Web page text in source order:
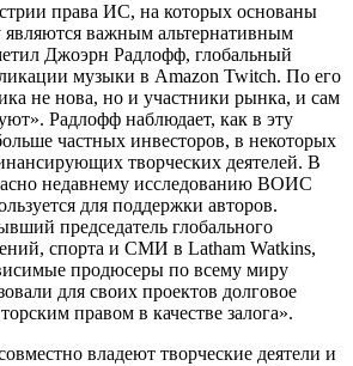
права ИС, на которых основаны
важным альтернативным
Джоэрн Радлофф, глобальный
музыки в Amazon Twitch. По его
не нова, но и участники рынка, и сам
Радлофф наблюдает, как в эту
частных инвесторов, в некоторых
творческих деятелей. В
недавнему исследованию ВОИС
для поддержки авторов.
председатель глобального
спорта и СМИ в Latham Watkins,
продюсеры по всему миру
для своих проектов долговое
правом в качестве залога».
владеют творческие деятели и